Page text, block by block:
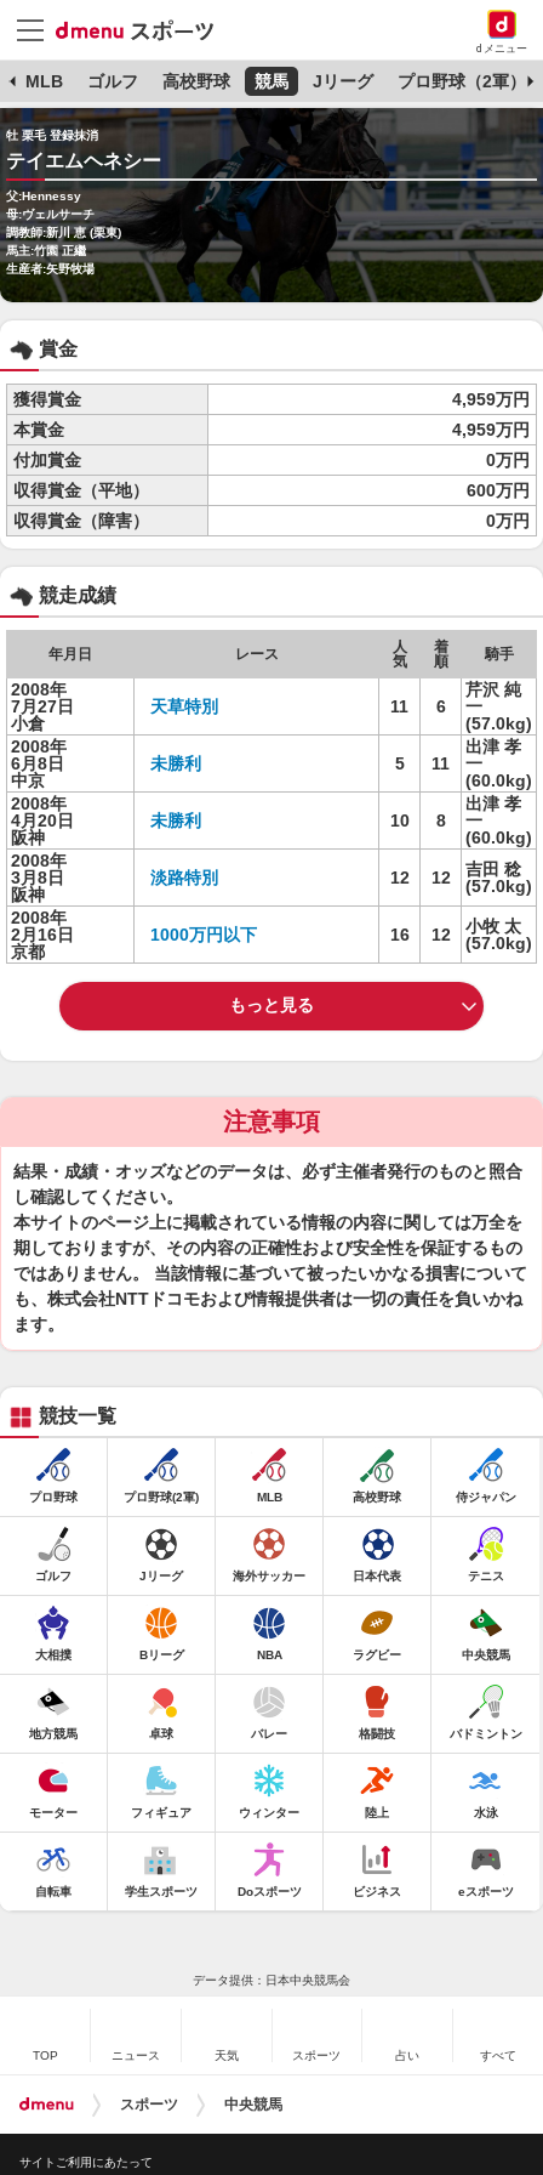
dメニュー
MLB ゴルフ 高校野球 競馬 Jリーグ プロ野球（2軍）
牡 栗毛 登録抹消
テイエムヘネシー
父:Hennessy
母:ヴェルサーチ
調教師:新川 恵 (栗東)
馬主:竹園 正繼
生産者:矢野牧場
賞金
獲得賞金
4,959万円
本賞金
4,959万円
付加賞金
0万円
収得賞金（平地）
600万円
収得賞金（障害）
0万円
競走成績
年月日 レース
人
気
着
順
騎手
2008年
7月27日
小倉
天草特別 11 6
芹沢 純
一
(57.0kg)
2008年
6月8日
中京
未勝利 5 11
出津 孝
一
(60.0kg)
2008年
4月20日
阪神
未勝利 10 8
出津 孝
一
(60.0kg)
2008年
3月8日
阪神
淡路特別 12 12
吉田 稔
(57.0kg)
2008年
2月16日
京都
1000万円以下 16 12
小牧 太
(57.0kg)
もっと見る
注意事項
結果・成績・オッズなどのデータは、必ず主催者発行のものと照合
し確認してください。
本サイトのページ上に掲載されている情報の内容に関しては万全を
期しておりますが、その内容の正確性および安全性を保証するもの
ではありません。 当該情報に基づいて被ったいかなる損害について
も、株式会社NTTドコモおよび情報提供者は一切の責任を負いかね
ます。
競技一覧
プロ野球 プロ野球(2軍) MLB 高校野球 侍ジャパン
ゴルフ Jリーグ 海外サッカー 日本代表 テニス
大相撲 Bリーグ NBA ラグビー 中央競馬
地方競馬 卓球 バレー 格闘技 バドミントン
モーター フィギュア ウィンター 陸上 水泳
自転車 学生スポーツ Doスポーツ ビジネス eスポーツ
データ提供：日本中央競馬会
TOP ニュース 天気 スポーツ 占い すべて
スポーツ 中央競馬
サイトご利用にあたって